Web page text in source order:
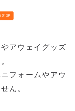
アウェイグッズ
フォームやアウ
ん。